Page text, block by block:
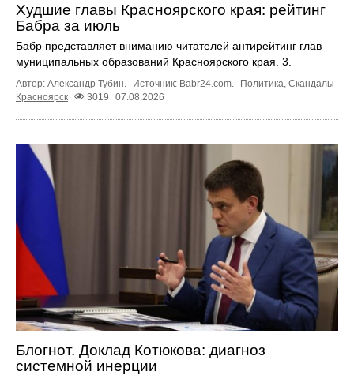
Худшие главы Красноярского края: рейтинг
Бабра за июль
Бабр представляет вниманию читателей антирейтинг глав
муниципальных образований Красноярского края. 3.
Автор: Александр Тубин. Источник: Babr24.com Политика Скандалы
Красноярск
3019 07.08.2026
Блогнот. Доклад Котюкова: диагноз
системной инерции